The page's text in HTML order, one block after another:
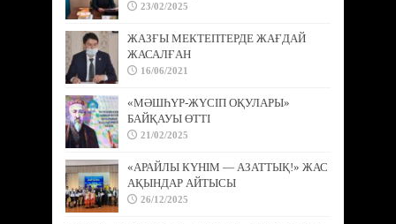
23/02/2025
ЖАЗҒЫ МЕКТЕПТЕРДЕ ЖАҒДАЙ
ЖАСАЛҒАН
16/06/2021
«МӘШҺҮР-ЖҮСІП ОҚУЛАРЫ»
БАЙҚАУЫ ӨТТІ
21/02/2025
«АРАЙЛЫ КҮНІМ — АЗАТТЫҚ!» ЖАС
АҚЫНДАР АЙТЫСЫ
26/12/2025